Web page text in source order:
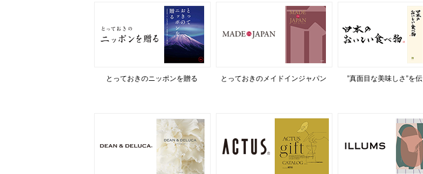
とっておきのニッポンを贈る とっておきのメイドインジャパン ”真面目な美味しさ”を